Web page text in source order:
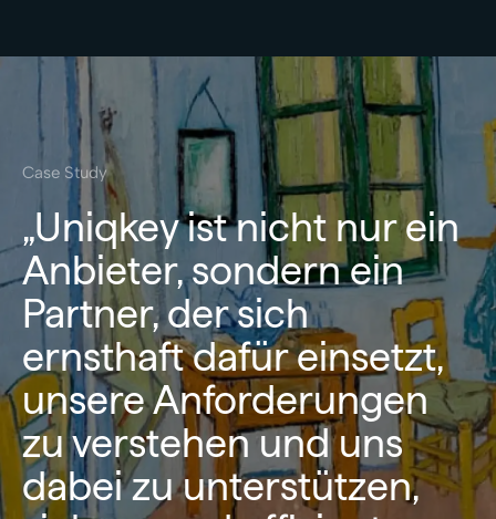
Case Study
„Uniqkey ist nicht nur ein
Anbieter, sondern ein
Partner, der sich
ernsthaft dafür einsetzt,
unsere Anforderungen
zu verstehen und uns
dabei zu unterstützen,